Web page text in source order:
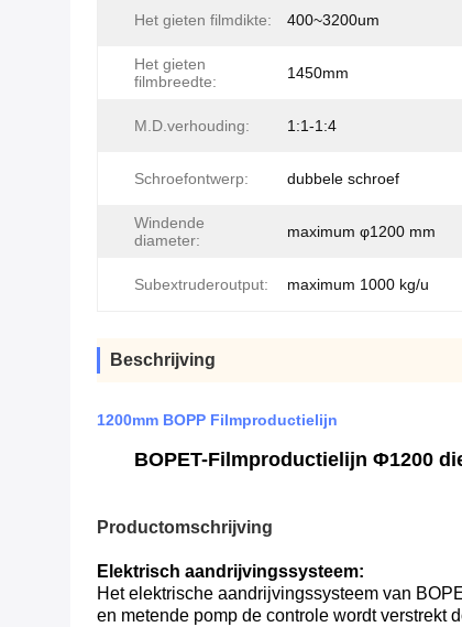
Het gieten filmdikte: 400~3200um
Het gieten
filmbreedte:
1450mm
M.D.verhouding: 1:1-1:4
Schroefontwerp: dubbele schroef
Windende
diameter:
maximum φ1200 mm
Subextruderoutput: maximum 1000 kg/u
Beschrijving
1200mm BOPP Filmproductielijn
BOPET-Filmproductielijn Φ1200
Productomschrijving
Elektrisch aandrijvingssysteem:
Het elektrische aandrijvingssysteem van
en metende pomp de controle wordt verstrekt